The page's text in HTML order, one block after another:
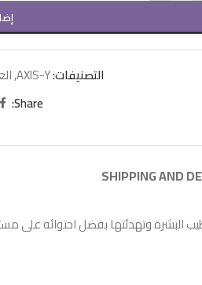
التصنيفات:AXIS-Y
,
Share:
SHIPPING AND
وتهدئتها بفضل احتوائه على